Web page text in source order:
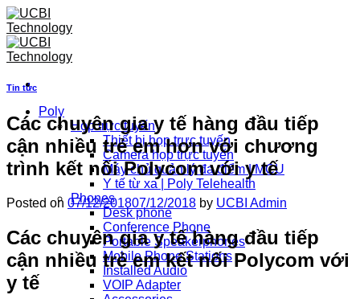
Skip
to
content
Poly
Họp trực tuyến
Thiết bị họp trực tuyến
Camera họp trực tuyến
Máy chủ quản lý đa điểm | MCU
Y tế từ xa | Poly Telehealth
Phones
Desk phone
Conference Phone
Portable Speakerphones
Mobile Phone Stations
Installed Audio
VOIP Adapter
Tin tức
Các chuyên gia y tế hàng đầu tiếp
cận nhiều trẻ em hơn với chương
trình kết nối Polycom với y tế
Posted on 07/12/201807/12/2018 by UCBI Admin
Các chuyên gia y tế hàng đầu tiếp
cận nhiều trẻ em kết nối Polycom với
y tế